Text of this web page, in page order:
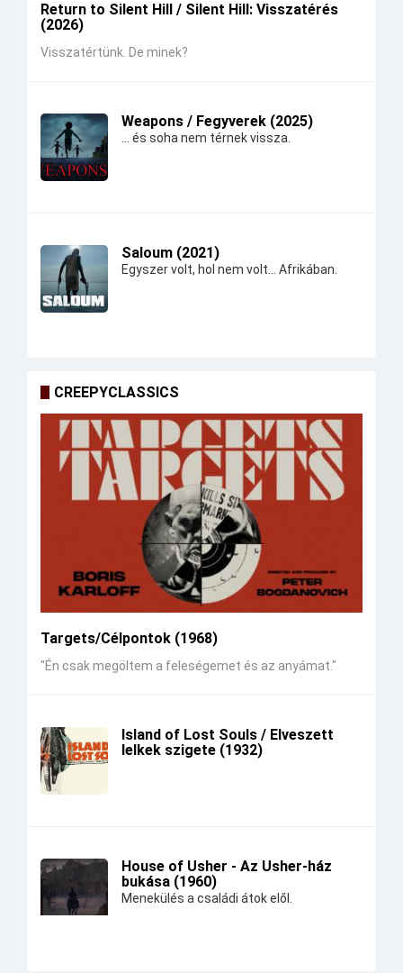
Return to Silent Hill / Silent Hill: Visszatérés
(2026)
Visszatértünk. De minek?
Weapons / Fegyverek (2025)
... és soha nem térnek vissza.
Saloum (2021)
Egyszer volt, hol nem volt... Afrikában.
CREEPYCLASSICS
Targets/Célpontok (1968)
"Én csak megöltem a feleségemet és az anyámat."
Island of Lost Souls / Elveszett
lelkek szigete (1932)
House of Usher - Az Usher-ház
bukása (1960)
Menekülés a családi átok elől.